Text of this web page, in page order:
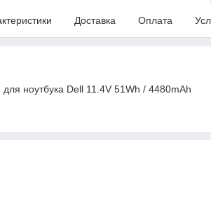
Доставка Оплата
ноутбука Dell 11.4V 51Wh / 4480mAh